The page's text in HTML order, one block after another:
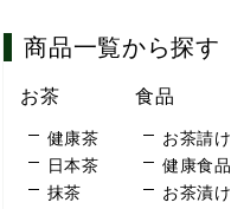
商品一覧から探す
お茶
健康茶
日本茶
抹茶
食品
お茶請け
健康食品
お茶漬け